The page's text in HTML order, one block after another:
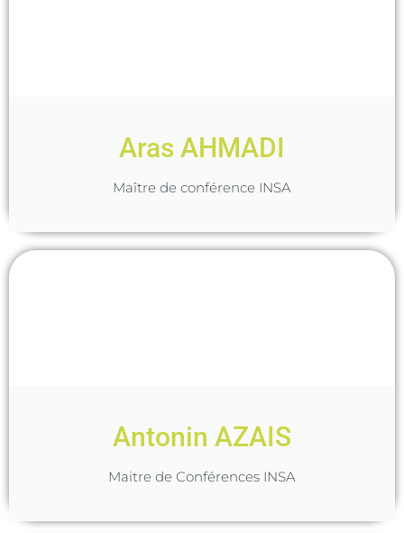
Aras AHMADI
Maître de conférence INSA
Antonin AZAIS
Maitre de Conférences INSA